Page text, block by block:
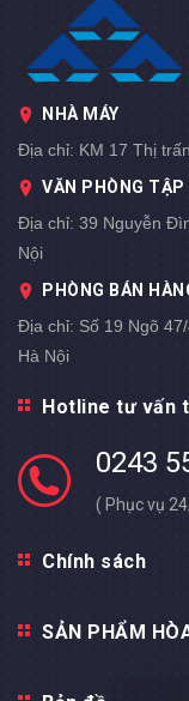
NHÀ MÁY
Địa chỉ: KM 17 Thị
VĂN PHÒNG TẬP
Địa chỉ: 39 Nguyễn
Nội
PHÒNG BÁN
Địa chỉ: Số 19 Ngõ
Hà Nội
Hotline tư vấn
0243
( Phục vụ
Chính sách
SẢN PHẨM